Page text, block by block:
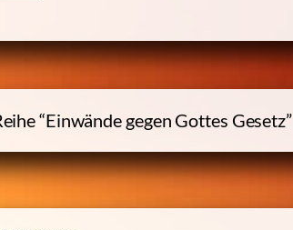
“Einwände gegen Gottes Gesetz”